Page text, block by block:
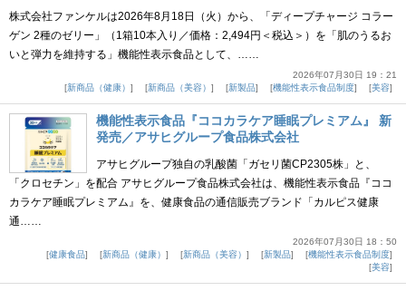
株式会社ファンケルは2026年8月18日（火）から、「ディープチャージ コラー
ゲン 2種のゼリー」（1箱10本入り／価格：2,494円＜税込＞）を「肌のうるお
いと弾力を維持する」機能性表示食品として、……
2026年07月30日 19：21
新商品（健康）
新商品（美容） 新製品 機能性表示食品制度 美容
機能性表示食品『ココカラケア睡眠プレミアム』 新
発売／アサヒグループ食品株式会社
アサヒグループ独自の乳酸菌「ガセリ菌CP2305株」と、
「クロセチン」を配合 アサヒグループ食品株式会社は、機能性表示食品『ココ
カラケア睡眠プレミアム』を、健康食品の通信販売ブランド「カルピス健康
通……
2026年07月30日 18：50
健康食品
新商品（健康） 新商品（美容） 新製品
機能性表示食品制度
美容